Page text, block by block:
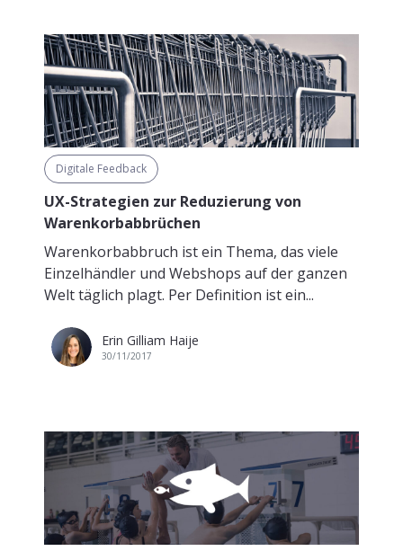
Digitale Feedback
UX-Strategien zur Reduzierung von
Warenkorbabbrüchen
Warenkorbabbruch ist ein Thema, das viele
Einzelhändler und Webshops auf der ganzen
Welt täglich plagt. Per Definition ist ein...
Erin Gilliam Haije
30/11/2017